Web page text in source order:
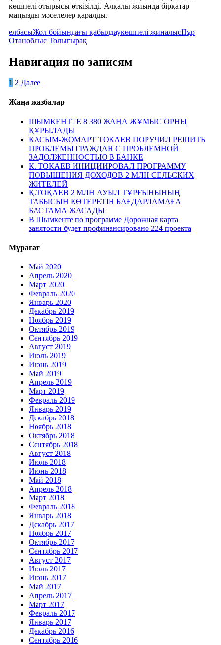
көшпелі отырысы өткізілді. Алқалы жиында бірқатар
маңызды мәселелер қаралды.
елбасыЖол бойындағы қабылдаукөшпелі жиналысНұр
Отаноблыс Толығырақ
Навигация по записям
1 2 Далее
Жаңа жазбалар
ШЫМКЕНТТЕ 8 380 ЖАҢА ЖҰМЫС ОРНЫ
ҚҰРЫЛАДЫ
КАСЫМ-ЖОМАРТ ТОКАЕВ ПОРУЧИЛ РЕШИТЬ
ПРОБЛЕМЫ ГРАЖДАН С ПРОБЛЕМНОЙ
ЗАДОЛЖЕННОСТЬЮ В БАНКЕ
К. ТОКАЕВ ИНИЦИИРОВАЛ ПРОГРАММУ
ПОВЫШЕНИЯ ДОХОДОВ 2 МЛН СЕЛЬСКИХ
ЖИТЕЛЕЙ
Қ.ТОҚАЕВ 2 МЛН АУЫЛ ТҰРҒЫНЫНЫҢ
ТАБЫСЫН КӨТЕРЕТІН БАҒДАРЛАМАҒА
БАСТАМА ЖАСАДЫ
В Шымкенте по программе Дорожная карта
занятости будет профинансировано 224 проекта
Мұрағат
Май 2020
Апрель 2020
Март 2020
Февраль 2020
Январь 2020
Декабрь 2019
Ноябрь 2019
Октябрь 2019
Сентябрь 2019
Август 2019
Июль 2019
Июнь 2019
Май 2019
Апрель 2019
Март 2019
Февраль 2019
Январь 2019
Декабрь 2018
Ноябрь 2018
Октябрь 2018
Сентябрь 2018
Август 2018
Июль 2018
Июнь 2018
Май 2018
Апрель 2018
Март 2018
Февраль 2018
Январь 2018
Декабрь 2017
Ноябрь 2017
Октябрь 2017
Сентябрь 2017
Август 2017
Июль 2017
Июнь 2017
Май 2017
Апрель 2017
Март 2017
Февраль 2017
Январь 2017
Декабрь 2016
Сентябрь 2016